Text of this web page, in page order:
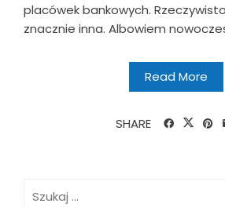
placówek bankowych.
znacznie inna. Albowiem
Read More
SHARE